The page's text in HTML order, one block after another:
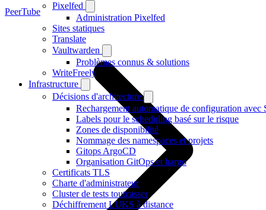
Pixelfed
Administration Pixelfed
Sites statiques
Translate
Vaultwarden
Problèmes connus & solutions
WriteFreely
Infrastructure
Décisions d'architecture
Rechargement automatique de configuration avec
Labels pour le scheduling basé sur le risque
Zones de disponibilité
Nommage des namespaces et projets
Gitops ArgoCD
Organisation GitOps et hargo
Certificats TLS
Charte d'administrateur
Cluster de tests toutcasser
Déchiffrement LUKS à distance
PeerTube